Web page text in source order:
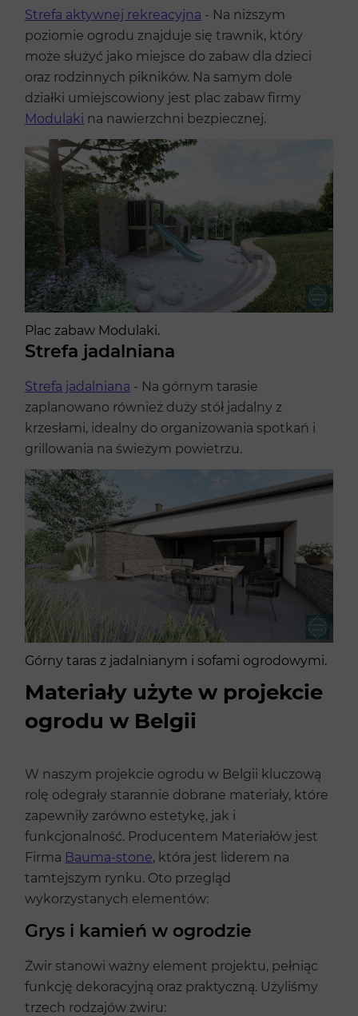
Strefa aktywnej rekreacyjna - Na niższym
poziomie ogrodu znajduje się trawnik, który
może służyć jako miejsce do zabaw dla dzieci
oraz rodzinnych pikników. Na samym dole
działki umiejscowiony jest plac zabaw firmy
Modulaki na nawierzchni bezpiecznej.
Plac zabaw Modulaki.
Strefa jadalniana
Strefa jadalniana - Na górnym tarasie
zaplanowano również duży stół jadalny z
krzesłami, idealny do organizowania spotkań i
grillowania na świeżym powietrzu.
Górny taras z jadalnianym i sofami ogrodowymi.
Materiały użyte w projekcie
ogrodu w Belgii
W naszym projekcie ogrodu w Belgii kluczową
rolę odegrały starannie dobrane materiały, które
zapewniły zarówno estetykę, jak i
funkcjonalność. Producentem Materiałów jest
Firma Bauma-stone, która jest liderem na
tamtejszym rynku. Oto przegląd
wykorzystanych elementów:
Grys i kamień w ogrodzie
Żwir stanowi ważny element projektu, pełniąc
funkcję dekoracyjną oraz praktyczną. Użyliśmy
trzech rodzajów żwiru: